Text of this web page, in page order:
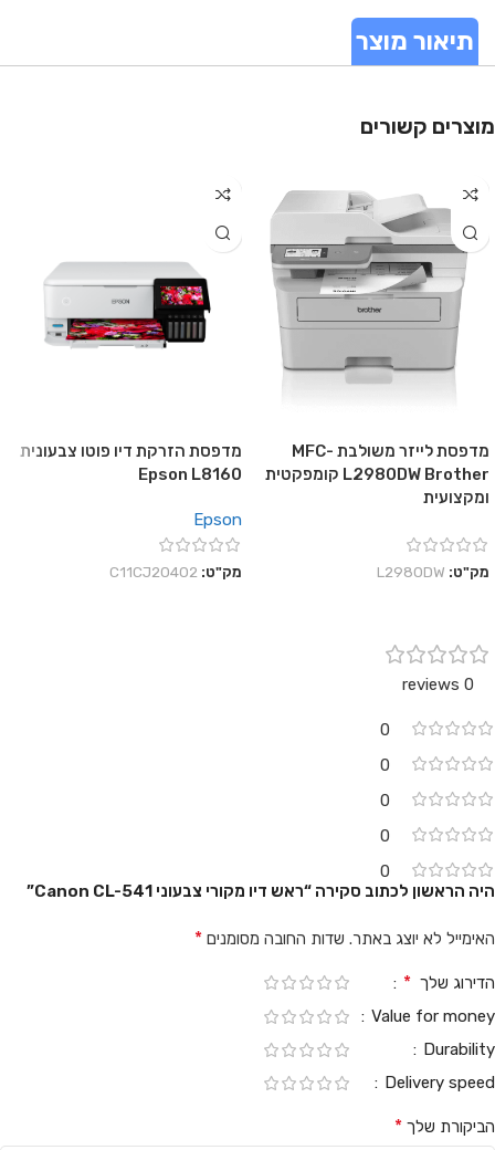
תיאור מוצר
מוצרים קשורים
מדפסת לייזר משולבת MFC-
L2980DW Brother קומפקטית
ומקצועית
מק"ט: L2980DW
מדפסת הזרקת דיו פוטו צבעונית
Epson L8160
Epson
מק"ט: C11CJ20402
0 reviews
0
0
0
0
0
היה הראשון לכתוב סקירה “ראש דיו מקורי צבעוני Canon CL-541”
האימייל לא יוצג באתר. שדות החובה מסומנים *
הדירוג שלך *
Value for money
Durability
Delivery speed
הביקורת שלך *